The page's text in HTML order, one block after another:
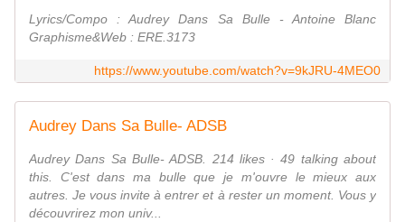
Lyrics/Compo : Audrey Dans Sa Bulle - Antoine Blanc
Graphisme&Web : ERE.3173
https://www.youtube.com/watch?v=9kJRU-4MEO0
Audrey Dans Sa Bulle- ADSB
Audrey Dans Sa Bulle- ADSB. 214 likes · 49 talking about
this. C'est dans ma bulle que je m'ouvre le mieux aux
autres. Je vous invite à entrer et à rester un moment. Vous y
découvrirez mon univ...